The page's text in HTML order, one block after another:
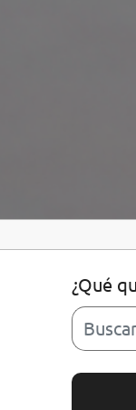
¿Qué